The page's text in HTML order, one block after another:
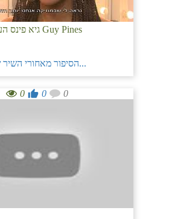
גיא פינס העמוד הרשמי Guy Pines
הסיפור מאחורי השיר שהולך לייצג את...
0 0 0